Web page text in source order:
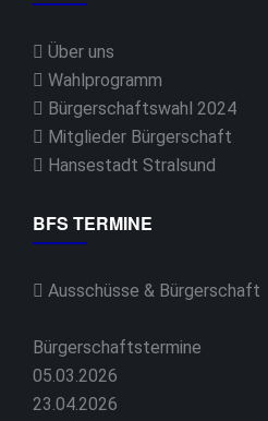
Über uns
Wahlprogramm
Bürgerschaftswahl 2024
Mitglieder Bürgerschaft
Hansestadt Stralsund
BFS TERMINE
Ausschüsse & Bürgerschaft
Bürgerschaftstermine
05.03.2026
23.04.2026